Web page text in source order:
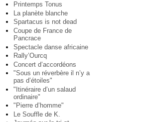
Printemps Tonus
La planète blanche
Spartacus is not dead
Coupe de France de
Pancrace
Spectacle danse africaine
Rally’Ourcq
Concert d’accordéons
"Sous un réverbère il n’y a
pas d’étoiles"
"Itinéraire d’un salaud
ordinaire"
"Pierre d’homme"
Le Souffle de K.